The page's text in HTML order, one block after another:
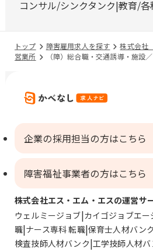
コンサル/シンクタンク 教育/各
トップ 障害雇用求人を探す
株式会
営業所
（障）総合職・交通誘導・施設
企業の採用担当の方はこちら
障害福祉事業者の方はこちら
株式会社エス・エム・エスの運営サ
ウェルミージョブ カイゴジョブエー
職 ナース専科 転職 保育士人材バンク
検査技師人材バンク 工学技師人材バ